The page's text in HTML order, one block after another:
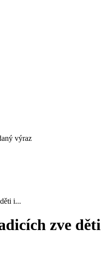
výraz
i...
zve děti